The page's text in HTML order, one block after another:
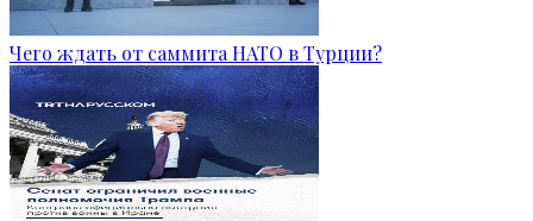
Чего ждать от саммита НАТО в Турции?